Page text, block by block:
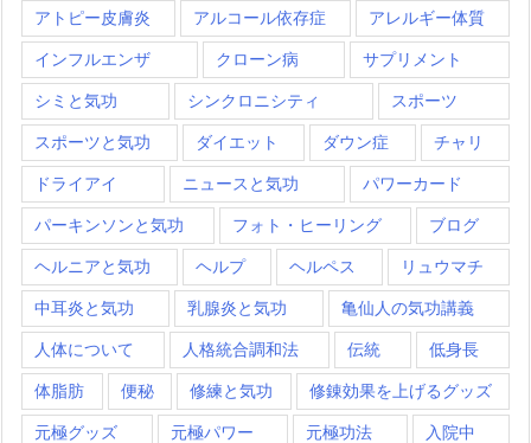
アトピー皮膚炎 アルコール依存症 アレルギー体質
インフルエンザ クローン病 サプリメント
シミと気功 シンクロニシティ スポーツ
スポーツと気功 ダイエット ダウン症 チャリ
ドライアイ ニュースと気功 パワーカード
パーキンソンと気功 フォト・ヒーリング ブログ
ヘルニアと気功 ヘルプ ヘルペス リュウマチ
中耳炎と気功 乳腺炎と気功 亀仙人の気功講義
人体について 人格統合調和法 伝統 低身長
体脂肪 便秘 修練と気功 修錬効果を上げるグッズ
元極グッズ 元極パワー 元極功法 入院中